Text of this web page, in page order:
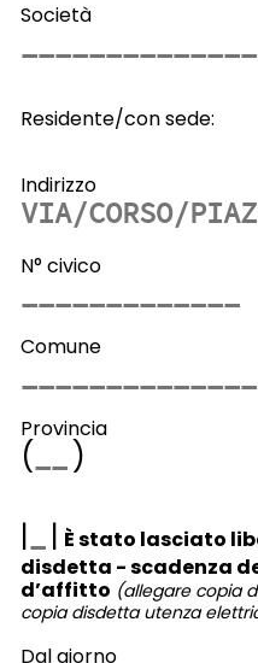
Società
Residente/con sede:
Indirizzo
N° civico
Comune
Provincia
( )
| | È stato lasciato
disdetta - scadenza
d’affitto (allegare copia
copia disdetta utenza
Dal giorno